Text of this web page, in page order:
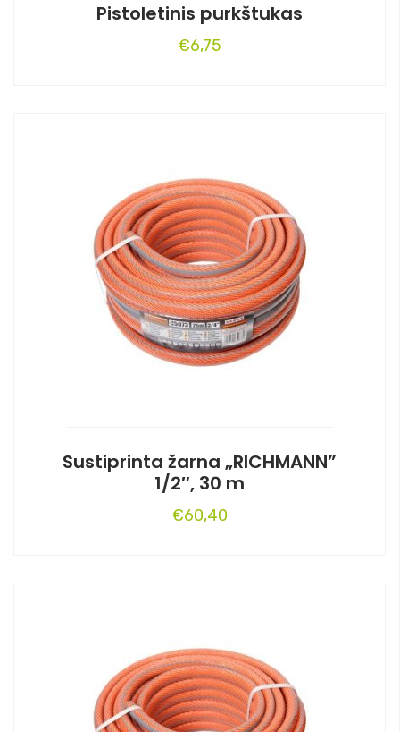
Pistoletinis purkštukas
€6,75
Sustiprinta žarna „RICHMANN”
1/2″, 30 m
€60,40